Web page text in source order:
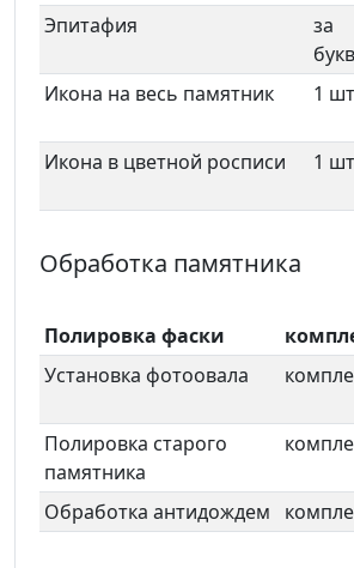
Эпитафия
за
Икона на весь памятник 1
Икона в цветной росписи
1
Обработка памятника
Полировка фаски
Установка фотоовала
Полировка старого
памятника
Обработка антидождем